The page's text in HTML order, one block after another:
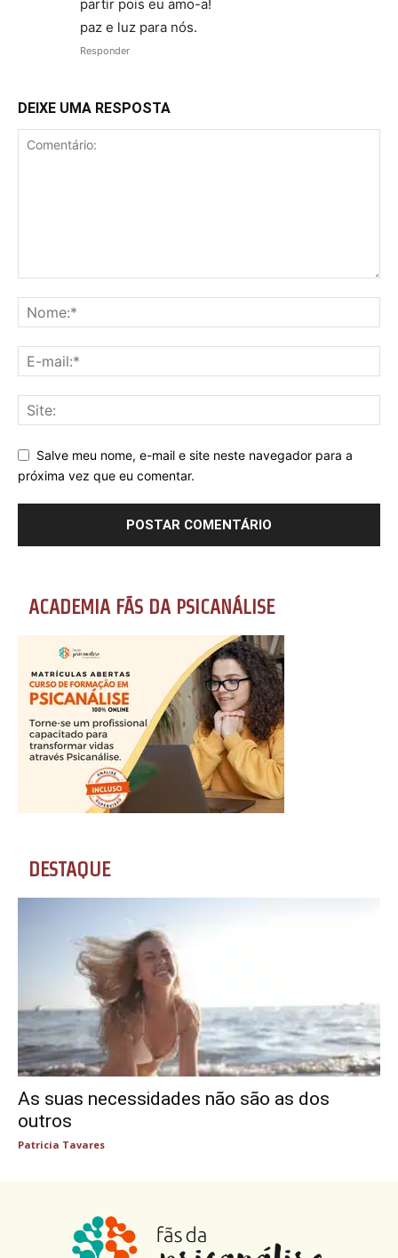
partir pois eu amo-a!
paz e luz para nós.
Responder
DEIXE UMA RESPOSTA
Salve meu nome, e-mail e site neste navegador para a
próxima vez que eu comentar.
ACADEMIA FÃS DA PSICANÁLISE
DESTAQUE
As suas necessidades não são as dos
outros
Patricia Tavares